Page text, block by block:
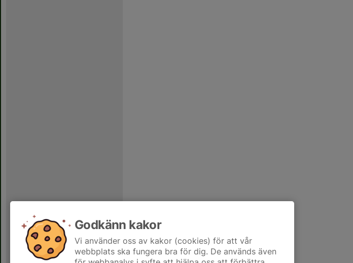
Godkänn kakor
Vi använder oss av kakor (cookies) för att vår
webbplats ska fungera bra för dig. De används även